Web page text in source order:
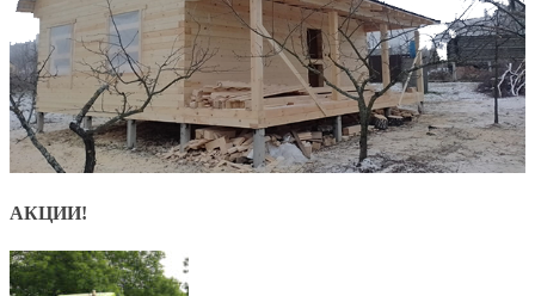
АКЦИИ!